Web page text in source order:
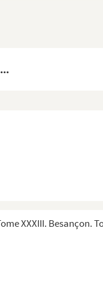
XXXIII. Besançon.